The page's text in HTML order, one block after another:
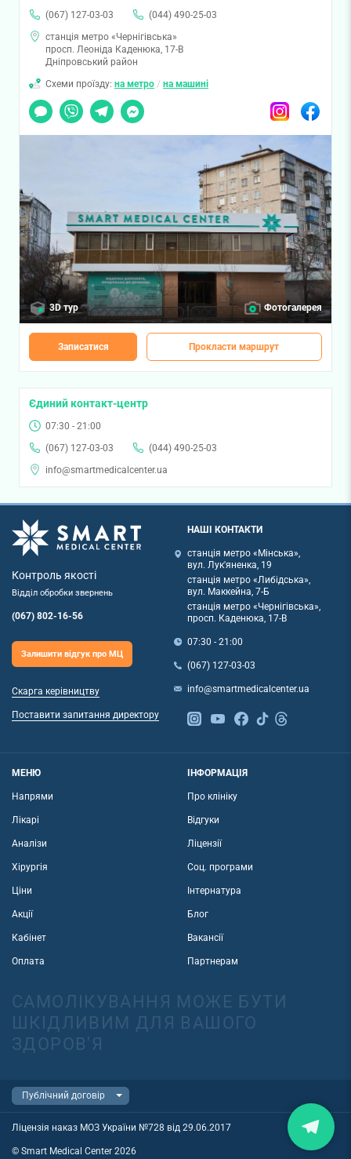
(067) 127-03-03
(044) 490-25-03
станція метро «Чернігівська»
просп. Леоніда Каденюка, 17-В
Дніпровський район
Схеми проїзду: на метро / на машині
Чат
Viber TelegramMessenger InstagramFacebook
3D тур Фотогалерея
Записатися Прокласти маршрут
Єдиний контакт-центр
07:30 - 21:00
(067) 127-03-03
(044) 490-25-03
info@smartmedicalcenter.ua
Контроль якості
Відділ обробки звернень
(067) 802-16-56
Залишити відгук про МЦ
Скарга керівництву
Поставити запитання директору
НАШІ КОНТАКТИ
станція метро «Мінська»,
вул. Лук'яненка, 19
станція метро «Либідська»,
вул. Маккейна, 7-Б
станція метро «Чернігівська»,
просп. Каденюка, 17-В
07:30 - 21:00
(067) 127-03-03
info@smartmedicalcenter.ua
МЕНЮ
Напрями
Лікарі
Аналізи
Хірургія
Ціни
Акції
Кабінет
Оплата
ІНФОРМАЦІЯ
Про клініку
Відгуки
Ліцензії
Соц. програми
Інтернатура
Блог
Вакансії
Партнерам
САМОЛІКУВАННЯ МОЖЕ БУТИ
ШКІДЛИВИМ ДЛЯ ВАШОГО
ЗДОРОВ'Я
Ліцензія наказ МОЗ України №728 від 29.06.2017
© Smart Medical Center 2026